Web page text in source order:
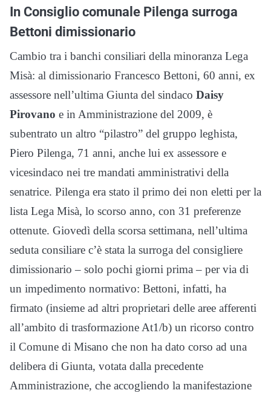
In Consiglio comunale Pilenga surroga
Bettoni dimissionario
Cambio tra i banchi consiliari della minoranza Lega
Misà: al dimissionario Francesco Bettoni, 60 anni, ex
assessore nell’ultima Giunta del sindaco Daisy
Pirovano e in Amministrazione del 2009, è
subentrato un altro “pilastro” del gruppo leghista,
Piero Pilenga, 71 anni, anche lui ex assessore e
vicesindaco nei tre mandati amministrativi della
senatrice. Pilenga era stato il primo dei non eletti per la
lista Lega Misà, lo scorso anno, con 31 preferenze
ottenute. Giovedì della scorsa settimana, nell’ultima
seduta consiliare c’è stata la surroga del consigliere
dimissionario – solo pochi giorni prima – per via di
un impedimento normativo: Bettoni, infatti, ha
firmato (insieme ad altri proprietari delle aree afferenti
all’ambito di trasformazione At1/b) un ricorso contro
il Comune di Misano che non ha dato corso ad una
delibera di Giunta, votata dalla precedente
Amministrazione, che accogliendo la manifestazione